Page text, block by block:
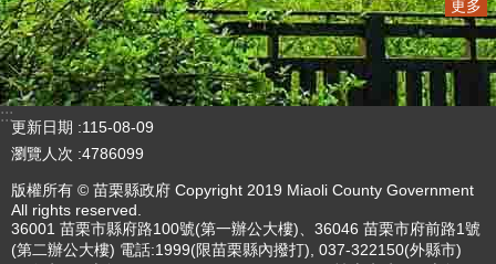
更多
:::
更新日期
115-08-09
瀏覽人次 4786099
版權所有 © 苗栗縣政府 Copyright 2019 Miaoli County Government
All rights reserved.
36001 苗栗市縣府路100號(第一辦公大樓)、36046 苗栗市府前路1號
(第二辦公大樓) 電話:1999(限苗栗縣內撥打), 037-322150(外縣市)